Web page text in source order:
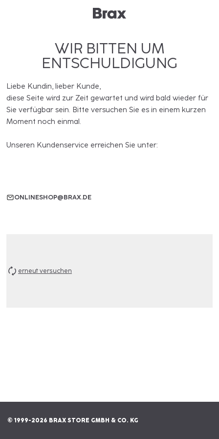
WIR BITTEN UM
ENTSCHULDIGUNG
Liebe Kundin, lieber Kunde,
diese Seite wird zur Zeit gewartet und wird bald wieder für
Sie verfügbar sein. Bitte versuchen Sie es in einem kurzen
Moment noch einmal.
Unseren Kundenservice erreichen Sie unter:
ONLINESHOP@BRAX.DE
erneut versuchen
© 1999-2026 BRAX STORE GMBH & CO. KG